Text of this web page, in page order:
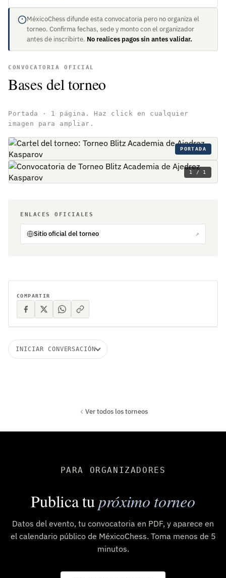
MéxicoChess difunde esta convocatoria pero no organiza el
torneo. Confirma fechas, sede y monto con el organizador
antes de inscribirte. No realices pagos sin antes validar.
CONVOCATORIA OFICIAL
Bases del torneo
Portada · 1 página. Haz click en cualquier
imagen para ampliar.
PORTADA
1 / 1
ENLACES OFICIALES
Sitio oficial del torneo ↗
INICIAR CONVERSACIÓN
COMPARTIR
Ver todos los torneos
PARA ORGANIZADORES
Publica tupróximo torneo
Datos del evento, tu convocatoria en PDF, y aparece en
el calendario público de MéxicoChess. Toma menos de 5
minutos.